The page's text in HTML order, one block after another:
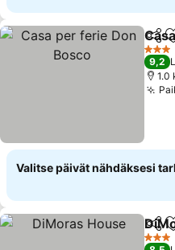
Jaa
3
9,2
1.0
Valitse päivät nähdäksesi
Jaa
3